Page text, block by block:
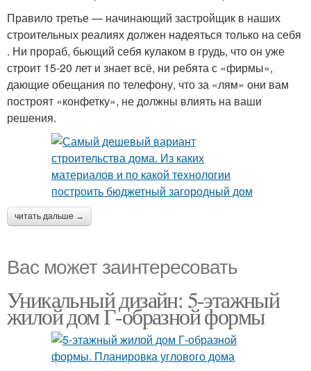
Правило третье — начинающий застройщик в наших
строительных реалиях должен надеяться только на себя
. Ни прораб, бьющий себя кулаком в грудь, что он уже
строит 15-20 лет и знает всё, ни ребята с «фирмы»,
дающие обещания по телефону, что за «лям» они вам
построят «конфетку», не должны влиять на ваши
решения.
читать дальше →
Вас может заинтересовать
Уникальный дизайн: 5-этажный
жилой дом Г-образной формы